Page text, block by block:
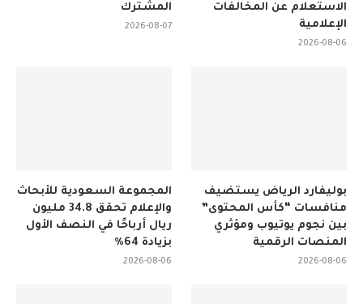
المشترك
2026-08-07
الاستعلام عن المخالفات
الإعلامية
2026-08-06
المجموعة السعودية للأبحاث
والإعلام تحقق 34.8 مليون
ريال أرباحًا في النصف الأول
بزيادة 64%
2026-08-06
بوليفارد الرياض يستضيف
منافسات “كأس المحتوى”
بين نجوم يوتيوب ومؤثري
المنصات الرقمية
2026-08-06